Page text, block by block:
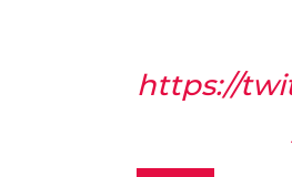
https://